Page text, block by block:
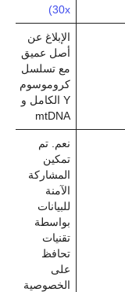
30x)
الإبلاغ عن
أصل عميق
مع تسلسل
كروموسوم
Y الكامل و
mtDNA
نعم. تم
تمكين
المشاركة
الآمنة
للبيانات
بواسطة
تقنيات
تحافظ
على
الخصوصية